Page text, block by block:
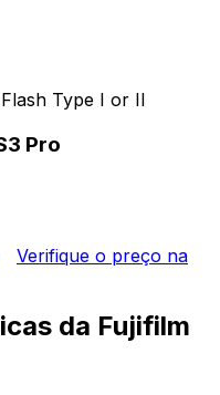
Type I or II
Pro
Verifique o preço na
da Fujifilm